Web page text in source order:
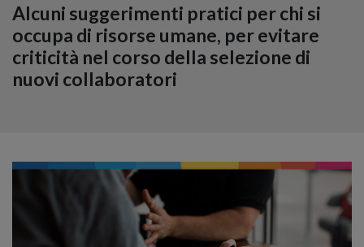
Alcuni suggerimenti pratici per chi si
occupa di risorse umane, per evitare
criticità nel corso della selezione di
nuovi collaboratori